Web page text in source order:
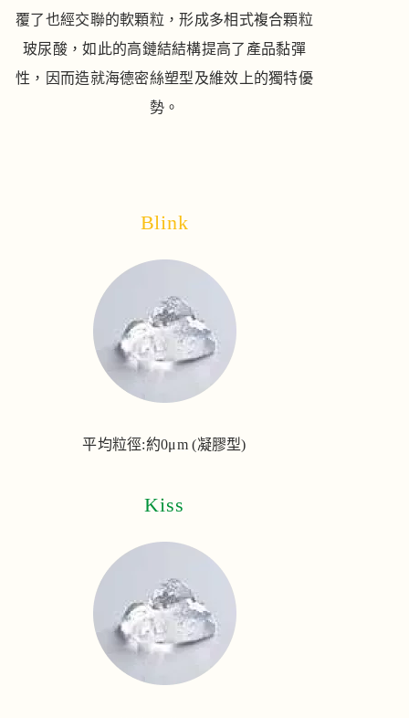
覆了也經交聯的軟顆粒，形成多相式複合顆粒
玻尿酸，如此的高鏈結結構提高了產品黏彈
性，因而造就海德密絲塑型及維效上的獨特優
勢。
Blink
平均粒徑:約0μm (凝膠型)
Kiss